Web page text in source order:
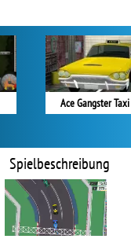
Ace Gangster Taxi
Spielbeschreibung